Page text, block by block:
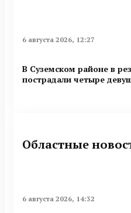
6 августа 2026, 12:27
В Суземском районе в
пострадали четыре
Областные
6 августа 2026, 14:32